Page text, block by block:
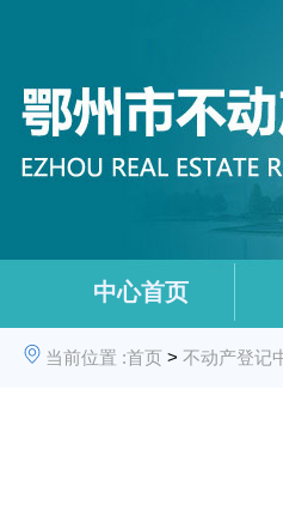
中心首页
当前位置 :首页 > 不动产登记